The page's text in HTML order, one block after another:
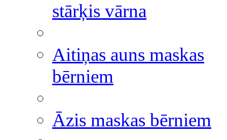
stārķis vārna
Aitiņas auns maskas
bērniem
Āzis maskas bērniem